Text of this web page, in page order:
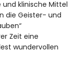
klinische Mittel
die Geister- und
Zeit eine
wundervollen